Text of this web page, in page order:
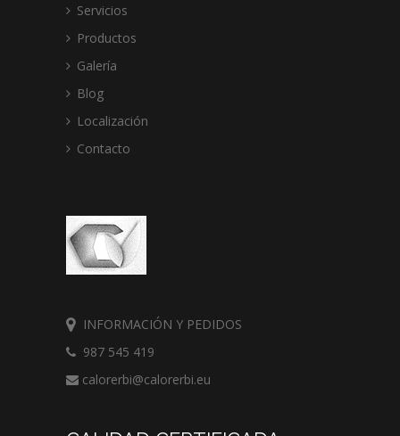
Servicios
Productos
Galería
Blog
Localización
Contacto
INFORMACIÓN Y PEDIDOS
987 545 419
calorerbi@calorerbi.eu